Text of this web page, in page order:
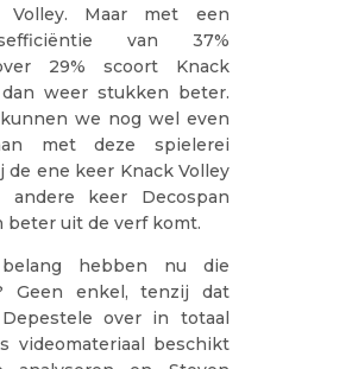
Volley. Maar met een
van 37%
29% scoort Knack
dan weer stukken beter.
we nog wel even
met deze spielerei
de ene keer Knack Volley
keer Decospan
beter uit de verf komt.
hebben nu die
Geen enkel, tenzij dat
over in totaal
videomateriaal beschikt